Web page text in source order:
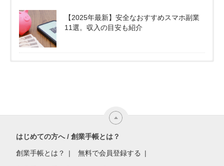
【2025年最新】安全なおすすめスマホ副業
11選。収入の目安も紹介
はじめての方へ / 創業手帳とは？
創業手帳とは？ 無料で会員登録する